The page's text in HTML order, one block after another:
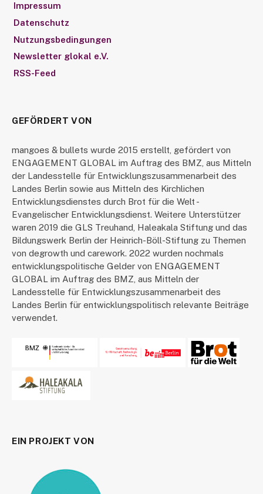
Impressum
Datenschutz
Nutzungsbedingungen
Newsletter glokal e.V.
RSS-Feed
GEFÖRDERT VON
mangoes & bullets wurde 2015 erstellt, gefördert von
ENGAGEMENT GLOBAL im Auftrag des BMZ, aus Mitteln
der Landesstelle für Entwicklungszusammenarbeit des
Landes Berlin sowie aus Mitteln des Kirchlichen
Entwicklungsdienstes durch Brot für die Welt -
Evangelischer Entwicklungsdienst. Weitere Unterstützer
waren 2019 die GLS Treuhand, Haleakala Stiftung und das
Bildungswerk Berlin der Heinrich-Böll-Stiftung zu Themen
von degrowth und carework. 2022 wurden nochmals
entwicklungspolitische Gelder von ENGAGEMENT
GLOBAL im Auftrag des BMZ, aus Mitteln der
Landesstelle für Entwicklungszusammenarbeit des
Landes Berlin für entwicklungspolitisch relevante Beiträge
verwendet.
EIN PROJEKT VON